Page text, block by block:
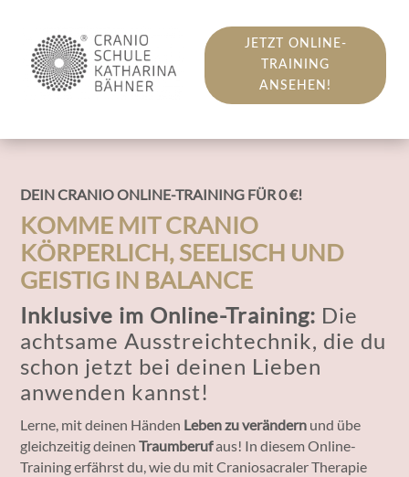
JETZT ONLINE-
TRAINING
ANSEHEN!
DEIN CRANIO ONLINE-TRAINING FÜR 0 €!
KOMME MIT CRANIO
KÖRPERLICH, SEELISCH UND
GEISTIG IN BALANCE
Inklusive im Online-Training: Die
achtsame Ausstreichtechnik, die du
schon jetzt bei deinen Lieben
anwenden kannst!
Lerne, mit deinen Händen Leben zu verändern und übe
gleichzeitig deinenTraumberufaus! In diesem Online-
Training erfährst du, wie du mit Craniosacraler Therapie